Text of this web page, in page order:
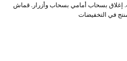
بسحاب أمامي بسحاب وأزرار. قماش
في التخفيضات